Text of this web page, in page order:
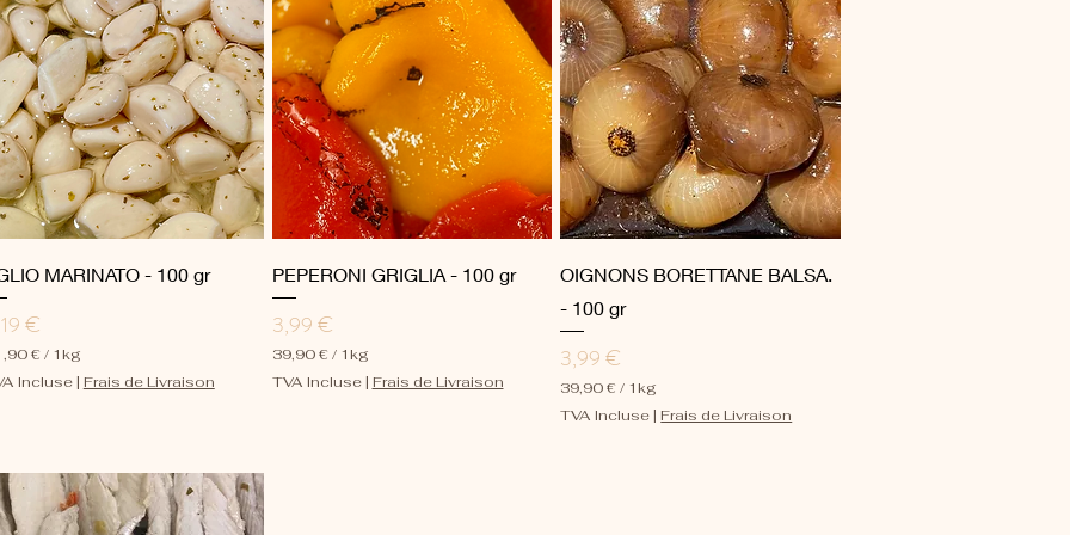
1
i
l
o
g
r
1
K
i
l
o
g
a
m
m
e
Aperçu rapide
MARINATO - 100 gr
€
€ / 1kg
Incluse| Frais de Livraison
Aperçu rapide
PEPERONI GRIGLIA - 100 gr
Prix
3,99 €
39,90 € / 1kg
3
9
TVA Incluse| Frais de Livraison
Aperçu rapide
OIGNONS BORETTANE BALSA.
- 100 gr
Prix
3,99 €
39,90 € / 1kg
3
9
TVA Incluse|Frais de Livraison